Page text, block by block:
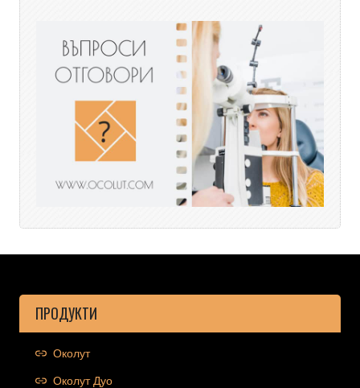
ПРОДУКТИ
Околут
Околут Дуо